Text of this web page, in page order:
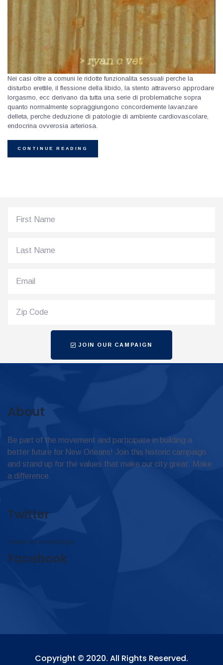
Nei casi oltre a comuni le ridotte funzionalita sessuali perche la
disturbo erettile, il flessione della libido, la stento attraverso approdare
lorgasmo, ecc derivano da tutta una serie di problematiche sopra
quanto normalmente sopraggiungono concordemente lavanzare
delleta, perche deduzione di patologie di ambiente cardiovascolare,
endocrina ovverosia arteriosa.
CONTINUE READING
JOIN OUR CAMPAIGN
About
Be part of the movement and participate in building a
better future for New Orleans! Join this historic campaign
and stand up for the values that make our city great. Make
a difference.
Twitter
Tweets by omar4judge
Facebook
Copyright © 2020. All Rights Reserved.